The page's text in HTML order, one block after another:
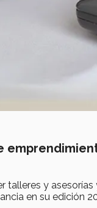
talleres y
en su edición